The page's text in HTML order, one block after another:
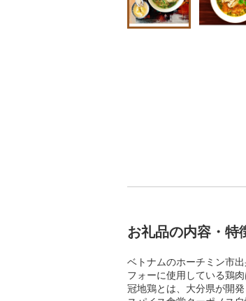
お礼品の内容・特
ベトナムのホーチミン市
フォーに使用している鶏
冠地鶏とは、大分県が開